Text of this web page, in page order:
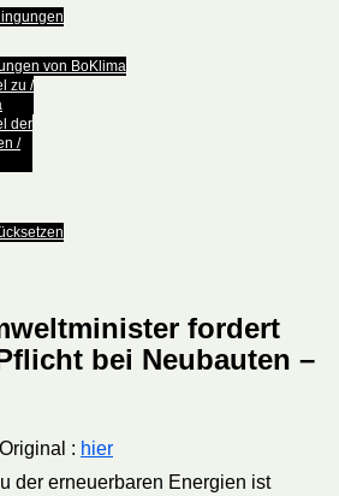
von BoKlima
zu /
der
/
fordert
bei Neubauten –
: hier
der erneuerbaren Energien ist